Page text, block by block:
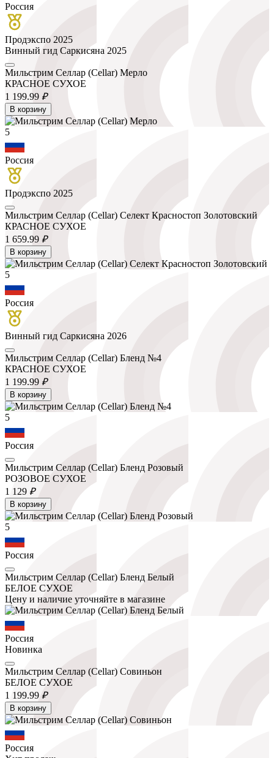
Россия
Продэкспо 2025
Винный гид Саркисяна 2025
Мильстрим Селлар (Cellar) Мерло
КРАСНОЕ СУХОЕ
1 199.99 ₽
В корзину
5
Россия
Продэкспо 2025
Мильстрим Селлар (Cellar) Селект Красностоп Золотовский
КРАСНОЕ СУХОЕ
1 659.99 ₽
В корзину
5
Россия
Винный гид Саркисяна 2026
Мильстрим Селлар (Cellar) Бленд №4
КРАСНОЕ СУХОЕ
1 199.99 ₽
В корзину
5
Россия
Мильстрим Селлар (Cellar) Бленд Розовый
РОЗОВОЕ СУХОЕ
1 129 ₽
В корзину
5
Россия
Мильстрим Селлар (Cellar) Бленд Белый
БЕЛОЕ СУХОЕ
Цену и наличие уточняйте в магазине
Россия
Новинка
Мильстрим Селлар (Cellar) Совиньон
БЕЛОЕ СУХОЕ
1 199.99 ₽
В корзину
Россия